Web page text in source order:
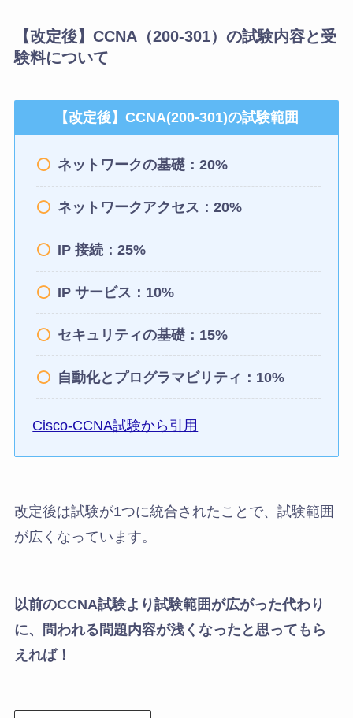
【改定後】CCNA（200-301）の試験内容と受
験料について
【改定後】CCNA(200-301)の試験範囲
ネットワークの基礎：20%
ネットワークアクセス：20%
IP 接続：25%
IP サービス：10%
セキュリティの基礎：15%
自動化とプログラマビリティ：10%
Cisco-CCNA試験から引用
改定後は試験が1つに統合されたことで、試験範囲
が広くなっています。
以前のCCNA試験より試験範囲が広がった代わり
に、問われる問題内容が浅くなったと思ってもら
えれば！